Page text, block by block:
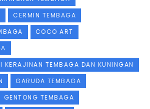
CERMIN TEMBAGA
COCO ART
KERAJINAN TEMBAGA DAN KUNINGAN
GARUDA TEMBAGA
GENTONG TEMBAGA